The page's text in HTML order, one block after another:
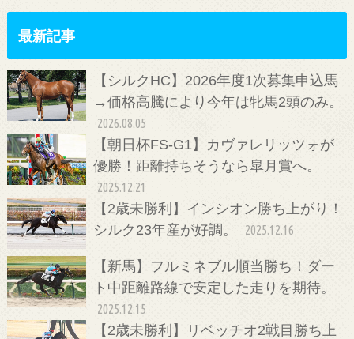
最新記事
【シルクHC】2026年度1次募集申込馬
→価格高騰により今年は牝馬2頭のみ。
2026.08.05
【朝日杯FS-G1】カヴァレリッツォが
優勝！距離持ちそうなら皐月賞へ。
2025.12.21
【2歳未勝利】インシオン勝ち上がり！
シルク23年産が好調。
2025.12.16
【新馬】フルミネブル順当勝ち！ダー
ト中距離路線で安定した走りを期待。
2025.12.15
【2歳未勝利】リベッチオ2戦目勝ち上